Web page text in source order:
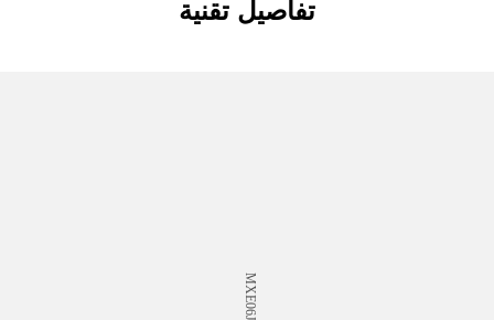
تفاصيل تقنية